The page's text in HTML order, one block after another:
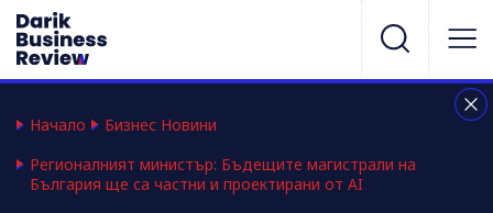
Начало
Бизнес Новини
Регионалният министър: Бъдещите магистрали на
България ще са частни и проектирани от AI